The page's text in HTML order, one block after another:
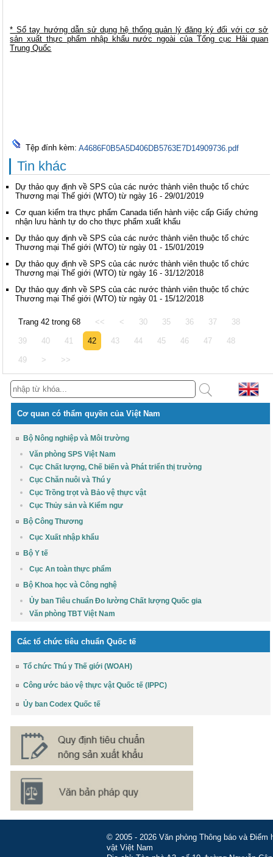
* Sổ tay hướng dẫn sử dụng hệ thống quản lý đăng ký đối với cơ sở
sản xuất thực phẩm nhập khẩu nước ngoài của Tổng cục Hải quan
Trung Quốc
Tệp đính kèm: A4686F0B5A5D406DB5763E7D14909736.pdf
Tin khác
Dự thảo quy định về SPS của các nước thành viên thuộc tổ chức
Thương mại Thế giới (WTO) từ ngày 16 - 29/01/2019
Cơ quan kiểm tra thực phẩm Canada tiến hành việc cấp Giấy chứng
nhận lưu hành tự do cho thực phẩm xuất khẩu
Dự thảo quy định về SPS của các nước thành viên thuộc tổ chức
Thương mại Thế giới (WTO) từ ngày 01 - 15/01/2019
Dự thảo quy định về SPS của các nước thành viên thuộc tổ chức
Thương mại Thế giới (WTO) từ ngày 16 - 31/12/2018
Dự thảo quy định về SPS của các nước thành viên thuộc tổ chức
Thương mại Thế giới (WTO) từ ngày 01 - 15/12/2018
Trang 42 trong 68 << < 30 35 36 37 38
39 40 41 42 43 44 45 46 47 48
49 > >>
Cơ quan có thẩm quyền của Việt Nam
Bộ Nông nghiệp và Môi trường
Văn phòng SPS Việt Nam
Cục Chất lượng, Chế biến và Phát triển thị trường
Cục Chăn nuôi và Thú y
Cục Trồng trọt và Bảo vệ thực vật
Cục Thủy sản và Kiểm ngư
Bộ Công Thương
Cục Xuất nhập khẩu
Bộ Y tế
Cục An toàn thực phẩm
Bộ Khoa học và Công nghệ
Ủy ban Tiêu chuẩn Đo lường Chất lượng Quốc gia
Văn phòng TBT Việt Nam
Các tổ chức tiêu chuẩn Quốc tế
Tổ chức Thú y Thế giới (WOAH)
Công ước bảo vệ thực vật Quốc tế (IPPC)
Ủy ban Codex Quốc tế
© 2005 - 2026 Văn phòng Thông báo và
vật Việt Nam